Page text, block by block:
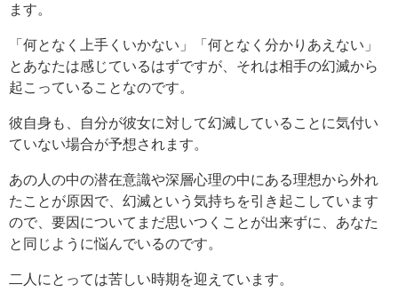
ます。
「何となく上手くいかない」「何となく分かりあえない」
とあなたは感じているはずですが、それは相手の幻滅から
起こっていることなのです。
彼自身も、自分が彼女に対して幻滅していることに気付い
ていない場合が予想されます。
あの人の中の潜在意識や深層心理の中にある理想から外れ
たことが原因で、幻滅という気持ちを引き起こしています
ので、要因についてまだ思いつくことが出来ずに、あなた
と同じように悩んでいるのです。
二人にとっては苦しい時期を迎えています。